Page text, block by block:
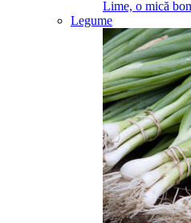
Lime, o mică
Legume